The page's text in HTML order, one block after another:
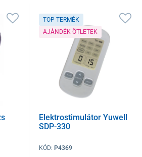
TOP TERMÉK
AJÁNDÉK ÖTLETEK
Elektrostimulátor Yuwell
SDP-330
KÓD:P4369